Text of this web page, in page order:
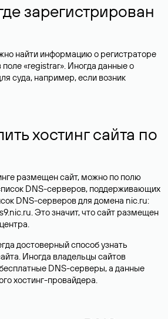
зарегистрирован
найти информацию о регистраторе
«registrar». Иногда данные о
суда, например, если возник
хостинг сайта по
размещен сайт, можно по полю
DNS-серверов, поддерживающих
DNS-серверов для домена nic.ru:
Это значит, что сайт размещен
достоверный способ узнать
Иногда владельцы сайтов
DNS-серверы, а данные
хостинг-провайдера.